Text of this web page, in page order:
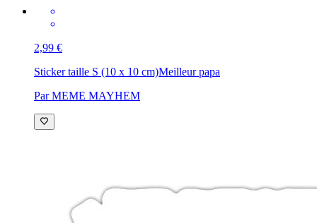
2,99 €
Sticker taille S (10 x 10 cm)Meilleur papa
Par MEME MAYHEM